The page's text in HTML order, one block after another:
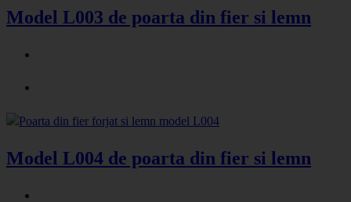
Model L003 de poarta din fier si lemn
Model L004 de poarta din fier si lemn